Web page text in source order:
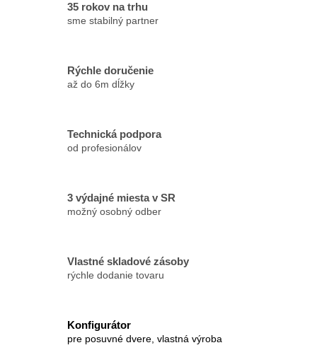
35 rokov na trhu
sme stabilný partner
Rýchle doručenie
až do 6m dĺžky
Technická podpora
od profesionálov
3 výdajné miesta v SR
možný osobný odber
Vlastné skladové zásoby
rýchle dodanie tovaru
Konfigurátor
pre posuvné dvere, vlastná výroba